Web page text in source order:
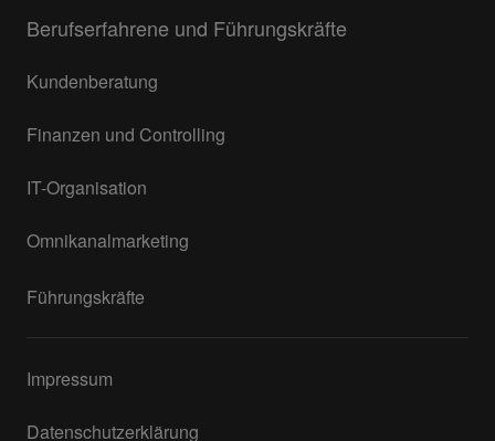
Berufserfahrene und Führungskräfte
Kundenberatung
Finanzen und Controlling
IT-Organisation
Omnikanalmarketing
Führungskräfte
Impressum
Datenschutzerklärung